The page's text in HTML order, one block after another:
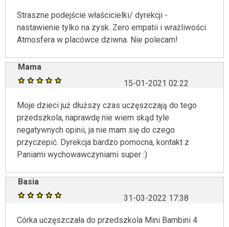
Straszne podejście właścicielki/ dyrekcji -
nastawienie tylko na zysk. Zero empatii i wrażliwości.
Atmosfera w placówce dziwna. Nie polecam!
Mama
15-01-2021 02:22
Moje dzieci już dłuższy czas uczęszczają do tego
przedszkola, naprawdę nie wiem skąd tyle
negatywnych opinii, ja nie mam się do czego
przyczepić. Dyrekcja bardzo pomocna, kontakt z
Paniami wychowawczyniami super :)
Basia
31-03-2022 17:38
Córka uczęszczała do przedszkola Mini Bambini 4